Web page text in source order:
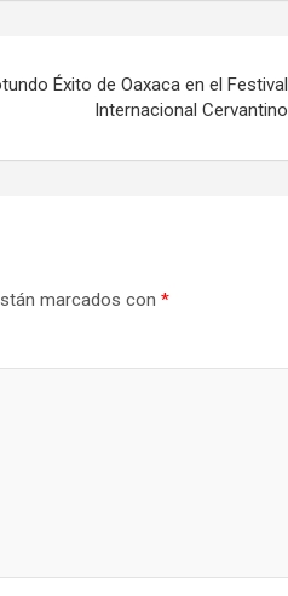
Éxito de Oaxaca en el Festival
Internacional Cervantino
marcados con *